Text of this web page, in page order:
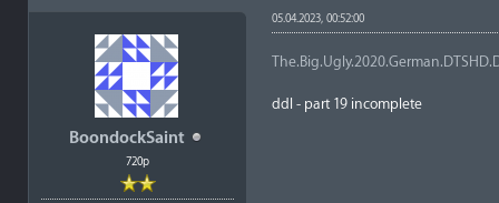
BoondockSaint
720p
05.04.2023, 00:52:00
ddl - part 19 incomplete